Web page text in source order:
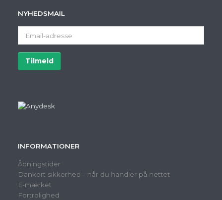
NYHEDSMAIL
adresse
Tilmeld
INFORMATIONER
Åbningstider
Dankort sikkerhed - når du handler på nettet
E-mærket
Fortrolighed